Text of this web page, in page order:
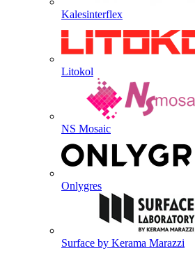
Kalesinterflex
Litokol
NS Mosaic
Onlygres
Surface by Kerama Marazzi